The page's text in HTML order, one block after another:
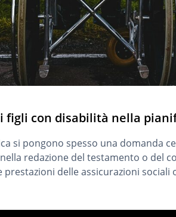
figli con disabilità nella
si pongono spesso una domanda
redazione del testamento o del
prestazioni delle assicurazioni sociali